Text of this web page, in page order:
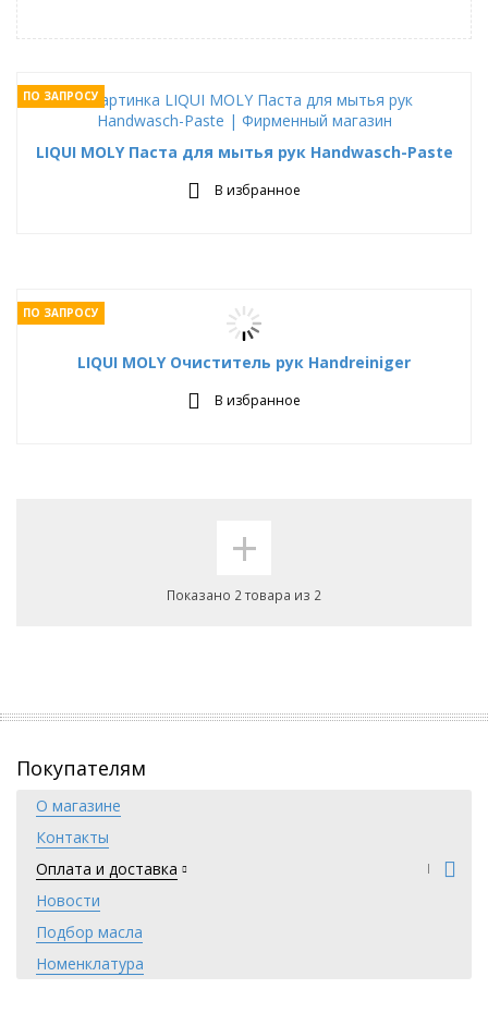
LIQUI MOLY Паста для мытья рук Handwasch-Paste
ПО ЗАПРОСУ
В избранное
LIQUI MOLY Очиститель рук Handreiniger
ПО ЗАПРОСУ
В избранное
+
Показано 2 товара из 2
Покупателям
О магазине
Контакты
Оплата и доставка
Новости
Подбор масла
Номенклатура